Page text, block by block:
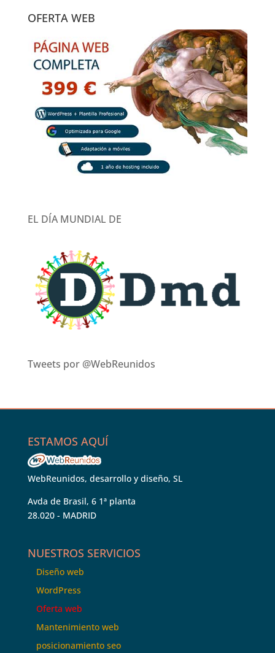
OFERTA WEB
EL DÍA MUNDIAL DE
Tweets por @WebReunidos
ESTAMOS AQUÍ
WebReunidos, desarrollo y diseño, SL
Avda de Brasil, 6 1ª planta
28.020 - MADRID
NUESTROS SERVICIOS
Diseño web
WordPress
Oferta web
Mantenimiento web
posicionamiento seo